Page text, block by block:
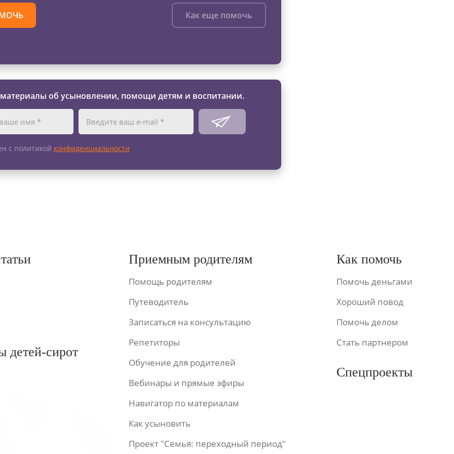
Как еще помочь
об усыновлении, помощи детям и воспитании.
с политикой конфиденциальности
детей-сирот
Приемным родителям
Помощь родителям
Путеводитель
Записаться на консультацию
Репетиторы
Обучение для родителей
Вебинары и прямые эфиры
Навигатор по материалам
Как усыновить
Проект "Семья: переходный период"
Как помочь
Помочь деньгами
Хороший повод
Помочь делом
Стать партнером
Спецпроекты